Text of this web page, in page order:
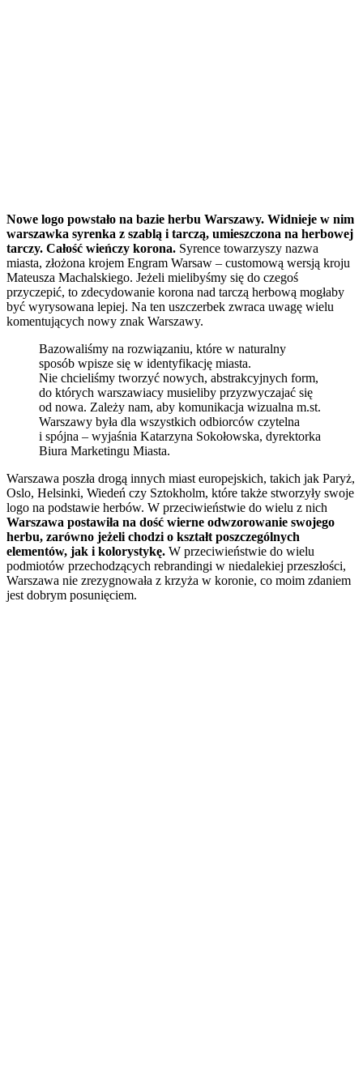
Nowe logo powstało na bazie herbu Warszawy. Widnieje w nim
warszawka syrenka z szablą i tarczą, umieszczona na herbowej
tarczy. Całość wieńczy korona. Syrence towarzyszy nazwa
miasta, złożona krojem Engram Warsaw – customową wersją kroju
Mateusza Machalskiego. Jeżeli mielibyśmy się do czegoś
przyczepić, to zdecydowanie korona nad tarczą herbową mogłaby
być wyrysowana lepiej. Na ten uszczerbek zwraca uwagę wielu
komentujących nowy znak Warszawy.
Bazowaliśmy na rozwiązaniu, które w naturalny
sposób wpisze się w identyfikację miasta.
Nie chcieliśmy tworzyć nowych, abstrakcyjnych form,
do których warszawiacy musieliby przyzwyczajać się
od nowa. Zależy nam, aby komunikacja wizualna m.st.
Warszawy była dla wszystkich odbiorców czytelna
i spójna – wyjaśnia Katarzyna Sokołowska, dyrektorka
Biura Marketingu Miasta.
Warszawa poszła drogą innych miast europejskich, takich jak Paryż,
Oslo, Helsinki, Wiedeń czy Sztokholm, które także stworzyły swoje
logo na podstawie herbów. W przeciwieństwie do wielu z nich
Warszawa postawiła na dość wierne odwzorowanie swojego
herbu, zarówno jeżeli chodzi o kształt poszczególnych
elementów, jak i kolorystykę. W przeciwieństwie do wielu
podmiotów przechodzących rebrandingi w niedalekiej przeszłości,
Warszawa nie zrezygnowała z krzyża w koronie, co moim zdaniem
jest dobrym posunięciem.